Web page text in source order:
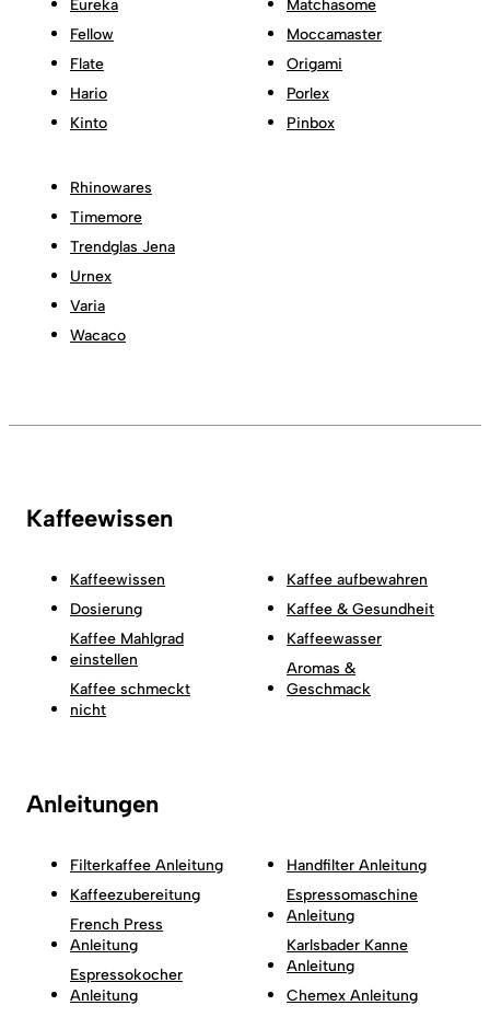
Eureka
Fellow
Flate
Hario
Kinto
Matchasome
Moccamaster
Origami
Porlex
Pinbox
Rhinowares
Timemore
Trendglas Jena
Urnex
Varia
Wacaco
Kaffeewissen
Kaffeewissen
Dosierung
Kaffee Mahlgrad
einstellen
Kaffee schmeckt
nicht
Kaffee aufbewahren
Kaffee & Gesundheit
Kaffeewasser
Aromas &
Geschmack
Anleitungen
Filterkaffee Anleitung
Kaffeezubereitung
French Press
Anleitung
Espressokocher
Anleitung
Handfilter Anleitung
Espressomaschine
Anleitung
Karlsbader Kanne
Anleitung
Chemex Anleitung